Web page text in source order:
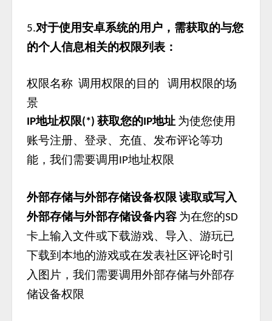
5.对于使用安卓系统的用户，需获取的与您
的个人信息相关的权限列表：
权限名称 调用权限的目的
调用权限的场
景
IP地址权限(*)获取您的IP地址 为使您使用
账号注册、登录、充值、发布评论等功
能，我们需要调用 IP地址权限
外部存储与外部存储设备权限 读取或写入
外部存储与外部存储设备内容 为在您的SD
卡上输入文件或下载游戏、导入、游玩已
下载到本地的游戏或在发表社区评论时引
入图片，我们需要调用外部存储与外部存
储设备权限